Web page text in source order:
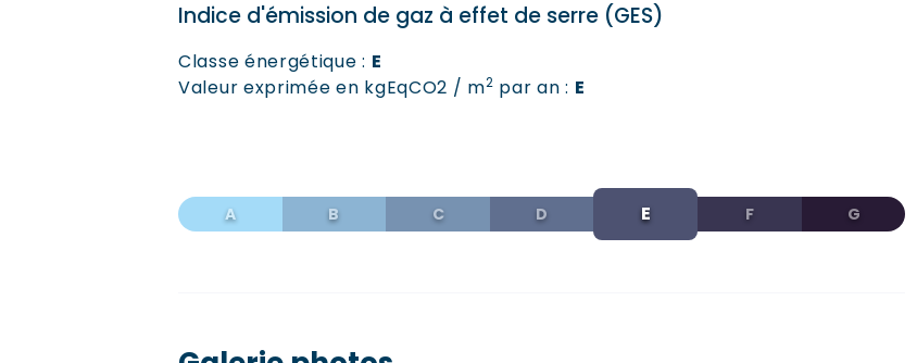
Indice d'émission de gaz à effet de serre (GES)
Classe énergétique : E
Valeur exprimée en kgEqCO2 / m2 par an : E